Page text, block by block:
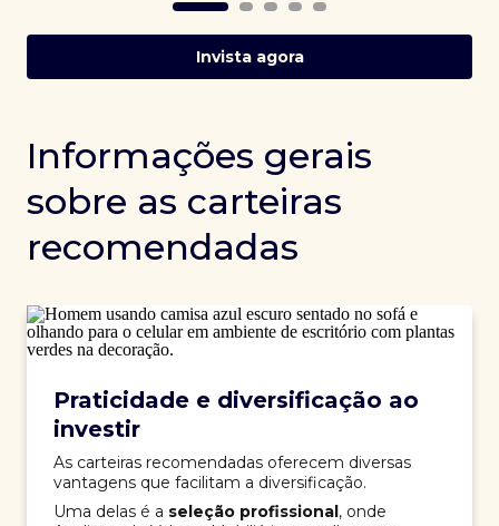
Invista agora
Informações gerais
sobre as carteiras
recomendadas
Praticidade e diversificação ao
investir
As carteiras recomendadas oferecem diversas
vantagens que facilitam a diversificação.
Uma delas é a seleção profissional, onde